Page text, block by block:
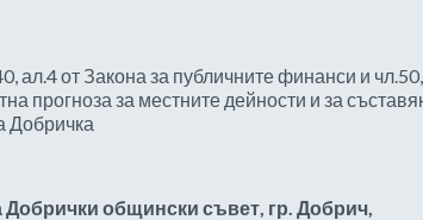
ал.4 от Закона за публичните финанси и
прогноза за местните дейности и за
Добричка
Добрички общински съвет, гр. Добрич,